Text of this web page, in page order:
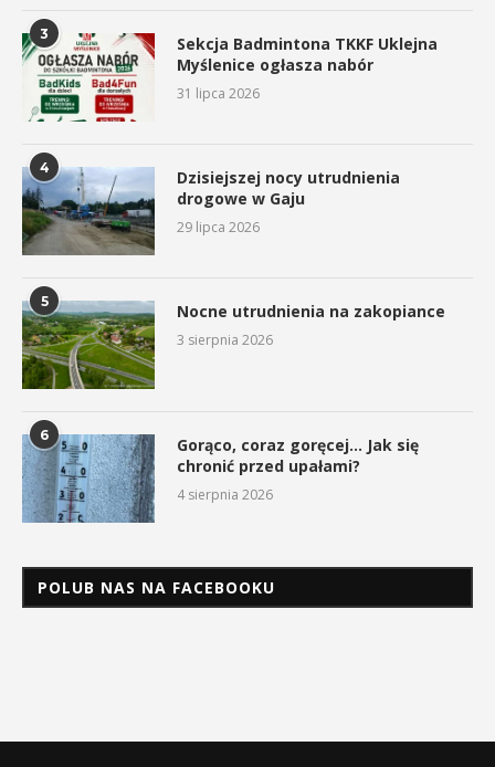
3
Sekcja Badmintona TKKF Uklejna
Myślenice ogłasza nabór
31 lipca 2026
4
Dzisiejszej nocy utrudnienia
drogowe w Gaju
29 lipca 2026
5 Nocne utrudnienia na zakopiance
3 sierpnia 2026
6
Gorąco, coraz goręcej… Jak się
chronić przed upałami?
4 sierpnia 2026
POLUB NAS NA FACEBOOKU